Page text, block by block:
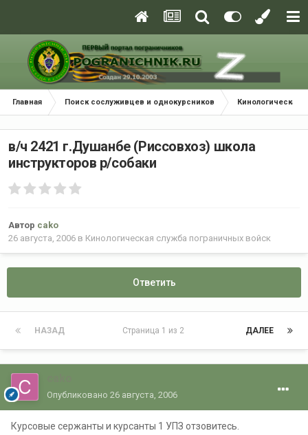
Главная Поиск сослуживцев и однокурсников Кинологическая
в/ч 2421 г.Душанбе (Риссовхоз) школа
инструкторов р/собаки
Автор cako
26 августа, 2006 в Кинологическая служба пограничных войск
Ответить
НАЗАД ДАЛЕЕ
Страница 1 из 2
Опубликовано 26 августа, 2006
Курсовые сержанты и курсанты 1 УПЗ отзовитесь.